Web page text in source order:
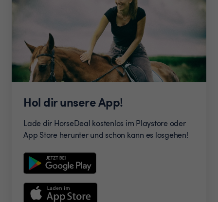
Hol dir unsere App!
Lade dir HorseDeal kostenlos im Playstore oder
App Store herunter und schon kann es losgehen!